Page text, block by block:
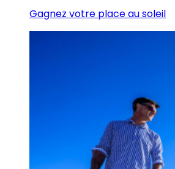
Gagnez votre place au soleil